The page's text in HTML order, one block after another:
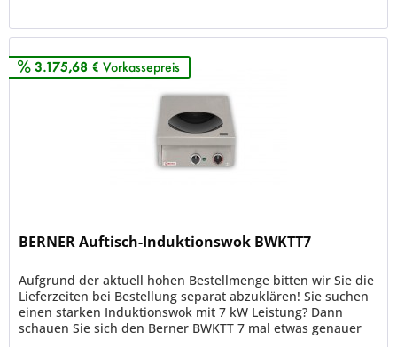
3.175,68 € Vorkassepreis
BERNER Auftisch-Induktionswok BWKTT7
Aufgrund der aktuell hohen Bestellmenge bitten wir Sie die
Lieferzeiten bei Bestellung separat abzuklären! Sie suchen
einen starken Induktionswok mit 7 kW Leistung? Dann
schauen Sie sich den Berner BWKTT 7 mal etwas genauer